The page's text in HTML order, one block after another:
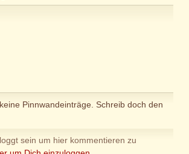
Pinnwandeinträge. Schreib doch den
sein um hier kommentieren zu